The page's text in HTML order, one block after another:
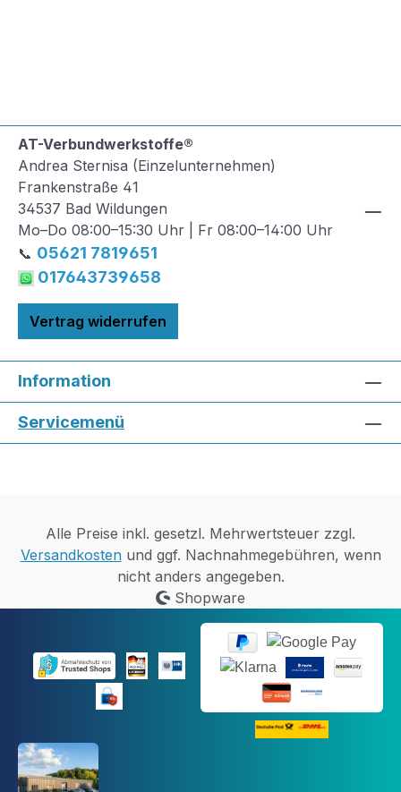
AT-Verbundwerkstoffe®
Andrea Sternisa (Einzelunternehmen)
Frankenstraße 41
34537 Bad Wildungen
Mo–Do 08:00–15:30 Uhr | Fr 08:00–14:00 Uhr
📞 05621 7819651
017643739658
Vertrag widerrufen
Information
Servicemenü
Alle Preise inkl. gesetzl. Mehrwertsteuer zzgl.
Versandkostenund ggf. Nachnahmegebühren, wenn
nicht anders angegeben.
Shopware